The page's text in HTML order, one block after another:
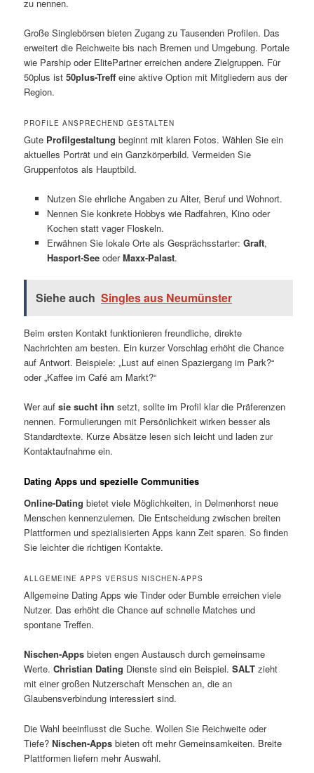
zu nennen.
Große Singlebörsen bieten Zugang zu Tausenden Profilen. Das
erweitert die Reichweite bis nach Bremen und Umgebung. Portale
wie Parship oder ElitePartner erreichen andere Zielgruppen. Für
50plus ist50plus-Treff eine aktive Option mit Mitgliedern aus der
Region.
PROFILE ANSPRECHEND GESTALTEN
Gute Profilgestaltung beginnt mit klaren Fotos. Wählen Sie ein
aktuelles Porträt und ein Ganzkörperbild. Vermeiden Sie
Gruppenfotos als Hauptbild.
Nutzen Sie ehrliche Angaben zu Alter, Beruf und Wohnort.
Nennen Sie konkrete Hobbys wie Radfahren, Kino oder
Kochen statt vager Floskeln.
Erwähnen Sie lokale Orte als Gesprächsstarter: Graft,
Hasport-SeeoderMaxx-Palast.
Siehe auch Singles aus Neumünster
Beim ersten Kontakt funktionieren freundliche, direkte
Nachrichten am besten. Ein kurzer Vorschlag erhöht die Chance
auf Antwort. Beispiele: „Lust auf einen Spaziergang im Park?“
oder „Kaffee im Café am Markt?“
Wer aufsie sucht ihn setzt, sollte im Profil klar die Präferenzen
nennen. Formulierungen mit Persönlichkeit wirken besser als
Standardtexte. Kurze Absätze lesen sich leicht und laden zur
Kontaktaufnahme ein.
Dating Apps und spezielle Communities
Online-Dating bietet viele Möglichkeiten, in Delmenhorst neue
Menschen kennenzulernen. Die Entscheidung zwischen breiten
Plattformen und spezialisierten Apps kann Zeit sparen. So finden
Sie leichter die richtigen Kontakte.
ALLGEMEINE APPS VERSUS NISCHEN-APPS
Allgemeine Dating Apps wie Tinder oder Bumble erreichen viele
Nutzer. Das erhöht die Chance auf schnelle Matches und
spontane Treffen.
Nischen-Apps bieten engen Austausch durch gemeinsame
Werte.Christian Dating Dienste sind ein Beispiel.SALT zieht
mit einer großen Nutzerschaft Menschen an, die an
Glaubensverbindung interessiert sind.
Die Wahl beeinflusst die Suche. Wollen Sie Reichweite oder
Tiefe?Nischen-Apps bieten oft mehr Gemeinsamkeiten. Breite
Plattformen liefern mehr Auswahl.